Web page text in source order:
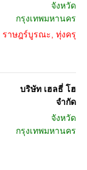
จังหวัด
กรุงเทพมหานคร
ราษฎร์บูรณะ, ทุ่งครุ
บริษัท เฮลธี่ โฮ
จำกัด
จังหวัด
กรุงเทพมหานคร